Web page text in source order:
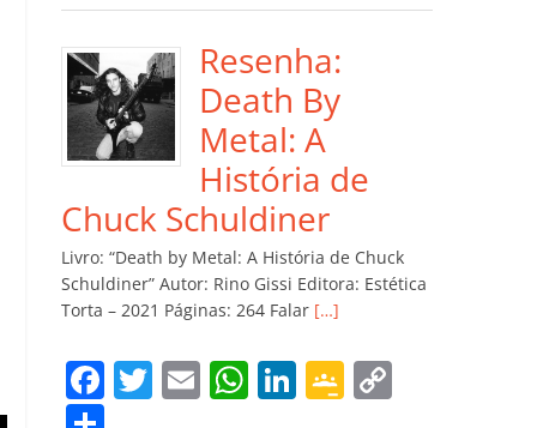
b
o
o
k
A
p
p
dI
n
e
ro
m
Li
p
ar
til
h
ar
Resenha:
Death By
Metal: A
História de
Chuck Schuldiner
Livro: “Death by Metal: A História de Chuck
Schuldiner” Autor: Rino Gissi Editora: Estética
Torta – 2021 Páginas: 264 Falar […]
F T E W Li G